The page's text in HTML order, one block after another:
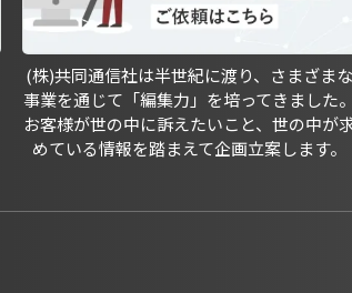
(株)共同通信社は半世紀に渡り、さまざまな
事業を通じて「編集力」を培ってきました。
お客様が世の中に訴えたいこと、世の中が
めている情報を踏まえて企画立案します。